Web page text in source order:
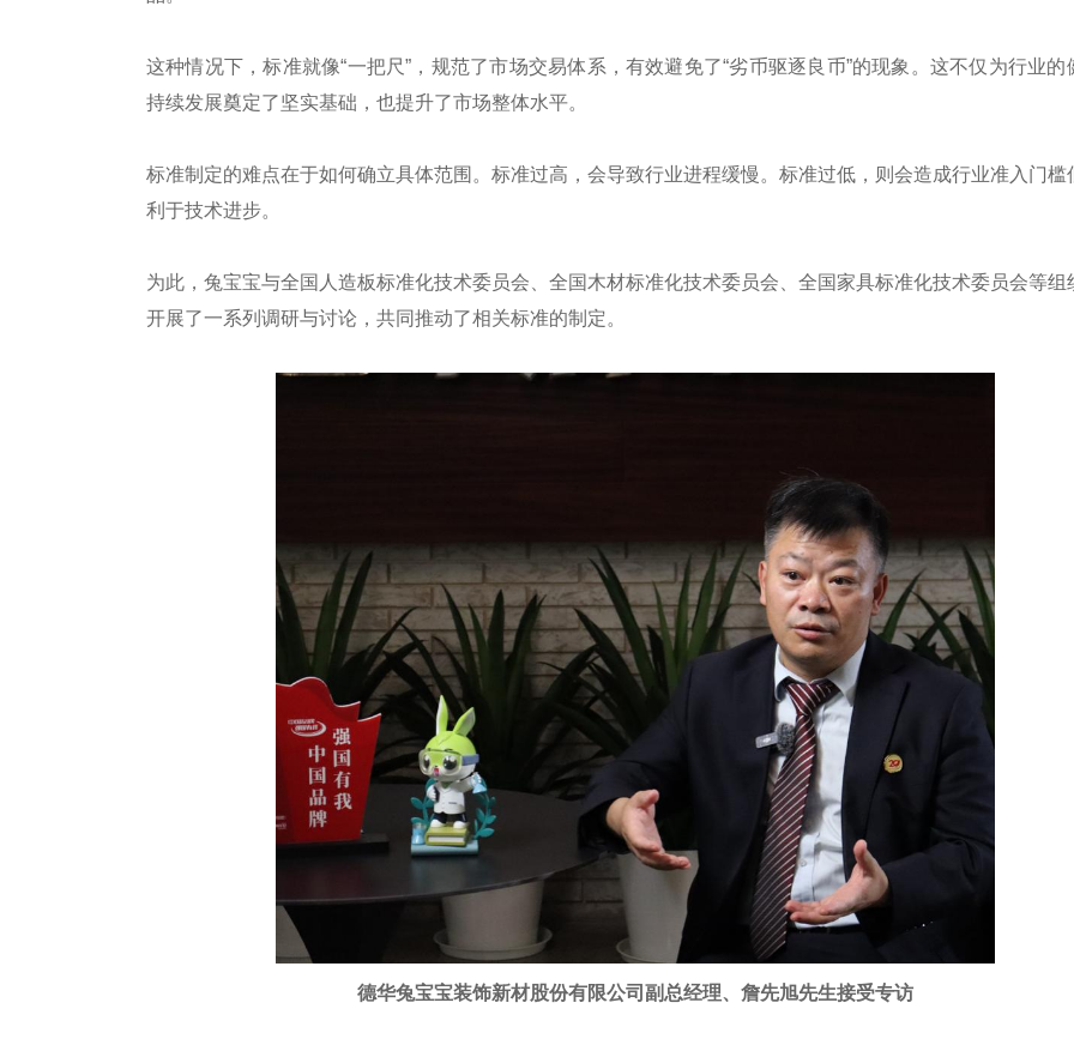
这种情况下，标准就像“一把尺”，规范了市场交易体系，有效避免了“劣币驱逐良币”的现象。这不仅为行业的
持续发展奠定了坚实基础，也提升了市场整体水平。
标准制定的难点在于如何确立具体范围。标准过高，会导致行业进程缓慢。标准过低，则会造成行业准入门槛
利于技术进步。
为此，兔宝宝与全国人造板标准化技术委员会、全国木材标准化技术委员会、全国家具标准化技术委员会等组
开展了一系列调研与讨论，共同推动了相关标准的制定。
德华兔宝宝装饰新材股份有限公司副总经理、詹先旭先生接受专访